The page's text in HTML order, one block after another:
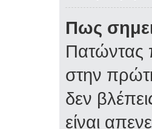
Πως
Πατώντας
στην
δεν
είναι